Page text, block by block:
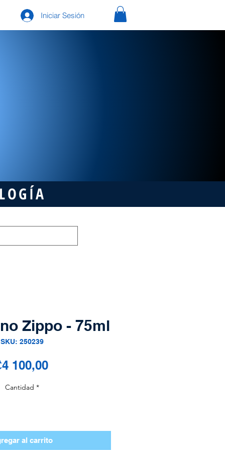
Iniciar Sesión
Zippo - 75ml
SKU: 250239
100,00Precio
Cantidad *
al carrito